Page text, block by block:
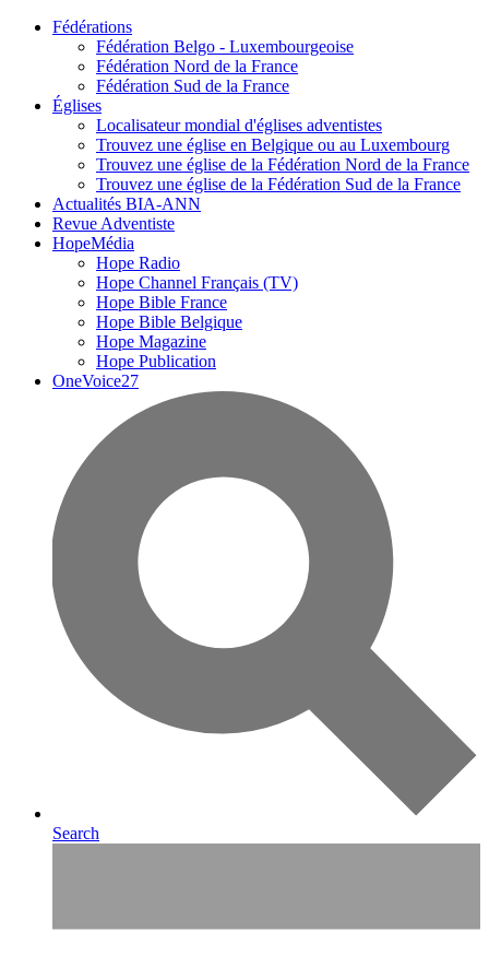
Fédérations
Fédération Belgo - Luxembourgeoise
Fédération Nord de la France
Fédération Sud de la France
Églises
Localisateur mondial d'églises adventistes
Trouvez une église en Belgique ou au Luxembourg
Trouvez une église de la Fédération Nord de la France
Trouvez une église de la Fédération Sud de la France
Actualités BIA-ANN
Revue Adventiste
HopeMédia
Hope Radio
Hope Channel Français (TV)
Hope Bible France
Hope Bible Belgique
Hope Magazine
Hope Publication
OneVoice27
Search